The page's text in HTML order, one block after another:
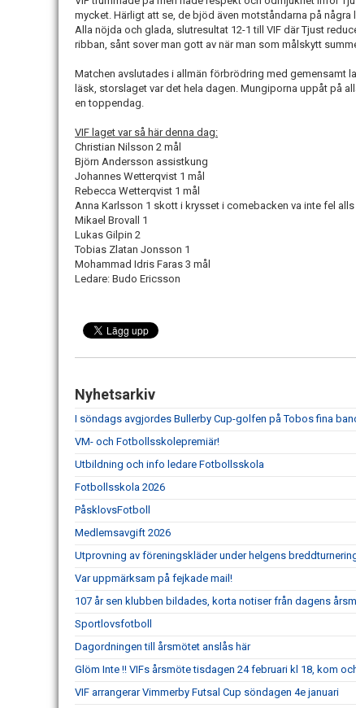
mycket. Härligt att se, de bjöd även motståndarna på
Alla nöjda och glada, slutresultat 12-1 till VIF där Tjust
ribban, sånt sover man gott av när man som målskytt
Matchen avslutades i allmän förbrödring med gemensamt
läsk, storslaget var det hela dagen. Mungiporna uppåt på
en toppendag.
VIF laget var så här denna dag:
Christian Nilsson 2 mål
Björn Andersson assistkung
Johannes Wetterqvist 1 mål
Rebecca Wetterqvist 1 mål
Anna Karlsson 1 skott i krysset i comebacken va inte fel alls
Mikael Brovall 1
Lukas Gilpin 2
Tobias Zlatan Jonsson 1
Mohammad Idris Faras 3 mål
Ledare: Budo Ericsson
Nyhetsarkiv
I söndags avgjordes Bullerby Cup-golfen på Tobos fina
VM- och Fotbollsskolepremiär!
Utbildning och info ledare Fotbollsskola
Fotbollsskola 2026
PåsklovsFotboll
Medlemsavgift 2026
Utprovning av föreningskläder under helgens
Var uppmärksam på fejkade mail!
107 år sen klubben bildades, korta notiser från dagens
Sportlovsfotboll
Dagordningen till årsmötet anslås här
Glöm Inte !! VIFs årsmöte tisdagen 24 februari kl 18, kom
VIF arrangerar Vimmerby Futsal Cup söndagen 4e januari